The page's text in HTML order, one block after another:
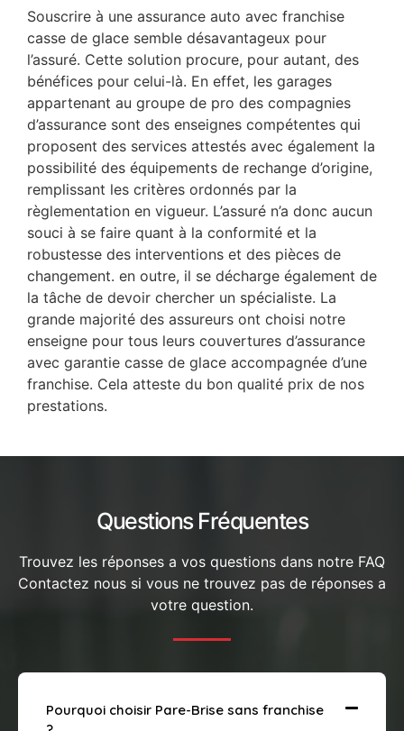
Souscrire à une assurance auto avec franchise
casse de glace semble désavantageux pour
l’assuré. Cette solution procure, pour autant, des
bénéfices pour celui-là. En effet, les garages
appartenant au groupe de pro des compagnies
d’assurance sont des enseignes compétentes qui
proposent des services attestés avec également la
possibilité des équipements de rechange d’origine,
remplissant les critères ordonnés par la
règlementation en vigueur. L’assuré n’a donc aucun
souci à se faire quant à la conformité et la
robustesse des interventions et des pièces de
changement. en outre, il se décharge également de
la tâche de devoir chercher un spécialiste. La
grande majorité des assureurs ont choisi notre
enseigne pour tous leurs couvertures d’assurance
avec garantie casse de glace accompagnée d’une
franchise. Cela atteste du bon qualité prix de nos
prestations.
Questions Fréquentes
Trouvez les réponses a vos questions dans notre FAQ
Contactez nous si vous ne trouvez pas de réponses a
votre question.
Pourquoi choisir Pare-Brise sans franchise